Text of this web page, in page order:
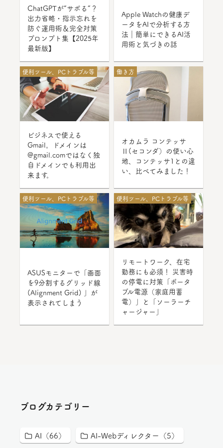
ChatGPTが“サボる”？
出力省略・指示忘れを
防ぐ運用術＆完全対策
プロンプト集【2025年
最新版】
Apple Watchの健康デ
ータをAIで分析する方
法｜簡単にできるAI活
用術と気づきの話
便利ツール、PCトラブル等
ビジネスで使える
Gmail。ドメインは
@gmail.comではなく独
自ドメインでも利用出
来ます。
働き方
オカムラ コンテッサ
Ⅱ(セコンダ）の使い心
地、コンテッサ1との違
い、比べてみました！
便利ツール、PCトラブル等
ASUSモニターで「画面
を9分割するグリッド線
(Alignment Grid) 」が
表示されてしまう
便利ツール、PCトラブル等
リモートワーク、在宅
勤務にも必須！ 災害時
の停電に対策「ポータ
ブル電源（家庭用蓄
電）」と「ソーラーチ
ャージャー」
ブログカテゴリー
AI（66） AI-Webディレクター（5）